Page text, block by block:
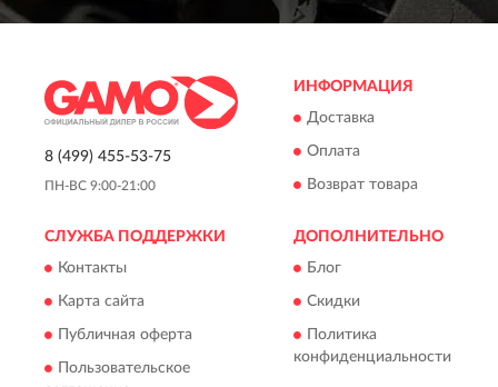
8 (499) 455-53-75
ПН-ВС 9:00-21:00
ИНФОРМАЦИЯ
Доставка
Оплата
Возврат товара
СЛУЖБА ПОДДЕРЖКИ
Контакты
Карта сайта
Публичная оферта
Пользовательское
ДОПОЛНИТЕЛЬНО
Блог
Скидки
Политика
конфиденциальности